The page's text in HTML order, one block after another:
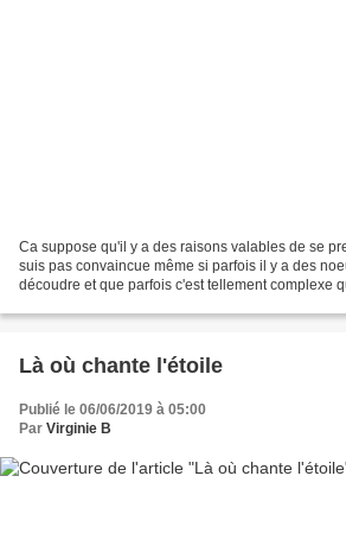
Ca suppose qu'il y a des raisons valables de se
suis pas convaincue même si parfois il y a des
découdre et que parfois c'est tellement complexe
Là où chante l'étoile
Publié le 06/06/2019 à 05:00
Par Virginie B